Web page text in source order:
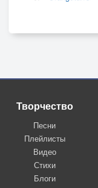
Творчество
Песни
Плейлисты
Видео
Стихи
Блоги